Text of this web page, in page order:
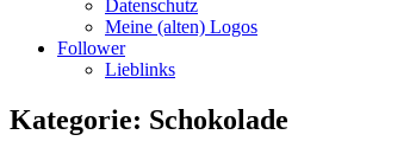
Datenschutz
Meine (alten) Logos
Follower
Lieblinks
Kategorie: Schokolade